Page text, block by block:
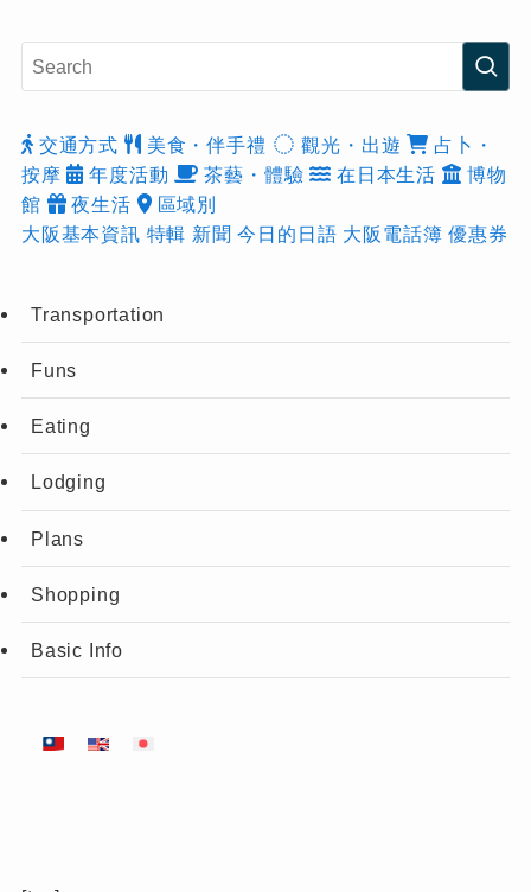
交通方式 美食・伴手禮 觀光・出遊
占卜・
按摩
年度活動 茶藝・體驗 在日本生活
博物
館
夜生活
區域別
大阪基本資訊 特輯 新聞 今日的日語 大阪電話簿 優惠券
Transportation
Funs
Eating
Lodging
Plans
Shopping
Basic Info